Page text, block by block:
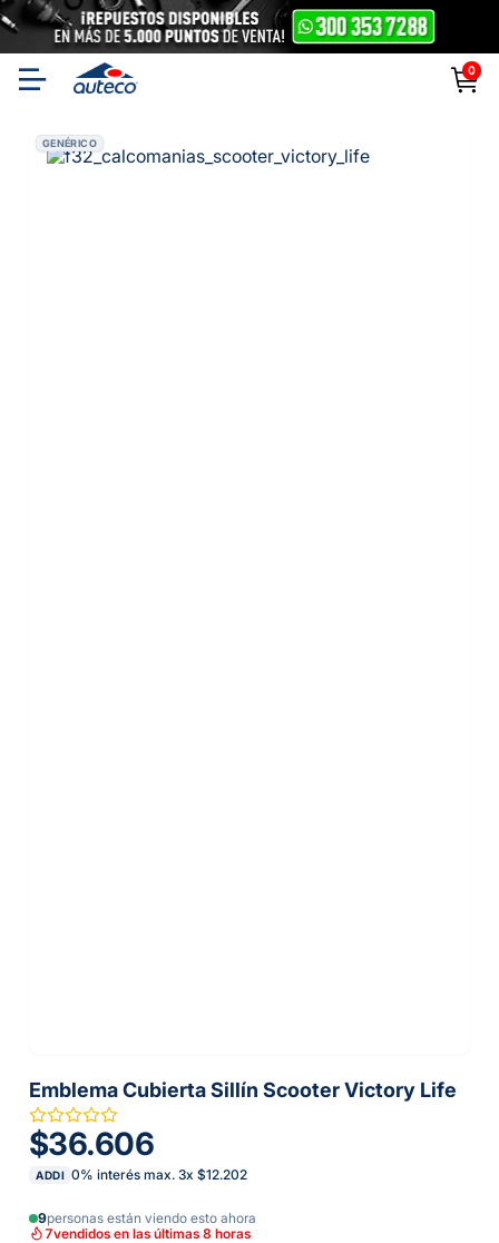
0
GENÉRICO
Emblema Cubierta Sillín Scooter Victory Life
$36.606
ADDI 0% interés max. 3x $12.202
9personas están viendo esto ahora
7vendidos en las últimas 8 horas